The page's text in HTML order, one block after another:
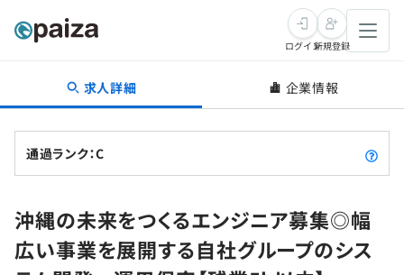
転職・キャリア
転職成功ガイド
インタビュー
転職成功ガイド
新卒就活
求人検索
本選考
学習
ログイン新規登録
求人詳細 企業情報
通過ランク：C
沖縄の未来をつくるエンジニア募集◎幅
広い事業を展開する自社グループのシス